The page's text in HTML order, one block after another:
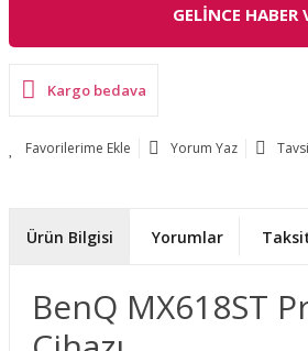
GELİNCE HABER
Kargo bedava
Yorum Yaz
Ürün Bilgisi Yorumlar
BenQ MX618ST